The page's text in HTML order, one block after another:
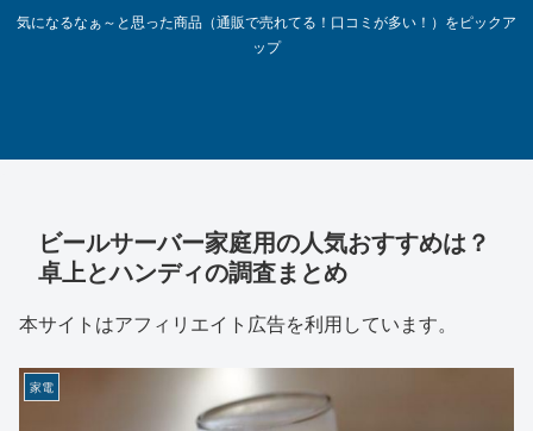
気になるなぁ～と思った商品（通販で売れてる！口コミが多い！）をピックア
ップ
ビールサーバー家庭用の人気おすすめは？
卓上とハンディの調査まとめ
本サイトはアフィリエイト広告を利用しています。
家電